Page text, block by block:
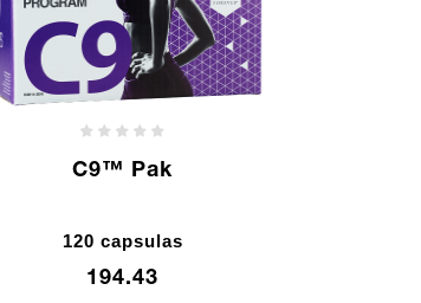
C9™ Pak
120 capsulas
194.43